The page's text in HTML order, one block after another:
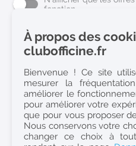
fonction
L'emploi Pharmacie par
Pharmacien (H/F)
Préparateur en Pharmacie (H/
Etudiant en Pharmacie (H/F)
Etudiant en Pharmacie 6e
Conseiller Dermo
À propos des
clubofficine.fr
Bienvenue ! Ce site
mesurer la
améliorer le
pour améliorer votre
que pour vous proposer
Nous conservons votre
changer ce choix à